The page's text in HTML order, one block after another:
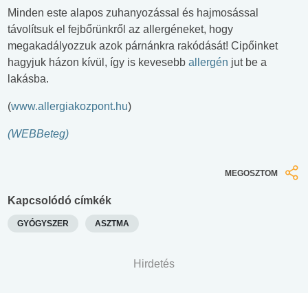
Minden este alapos zuhanyozással és hajmosással
távolítsuk el fejbőrünkről az allergéneket, hogy
megakadályozzuk azok párnánkra rakódását! Cipőinket
hagyjuk házon kívül, így is kevesebb allergén jut be a
lakásba.
(www.allergiakozpont.hu)
(WEBBeteg)
MEGOSZTOM
Kapcsolódó címkék
GYÓGYSZER ASZTMA
Hirdetés